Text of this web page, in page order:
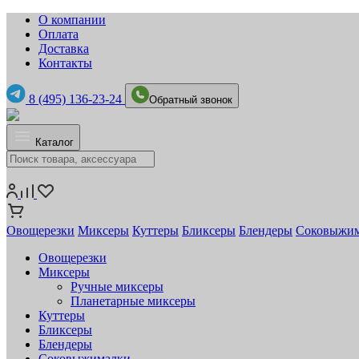
О компании
Оплата
Доставка
Контакты
8 (495) 136-23-24 Обратный звонок
Каталог
Овощерезки Миксеры Куттеры Бликсеры Блендеры
Овощерезки
Миксеры
Ручные миксеры
Планетарные миксеры
Куттеры
Бликсеры
Блендеры